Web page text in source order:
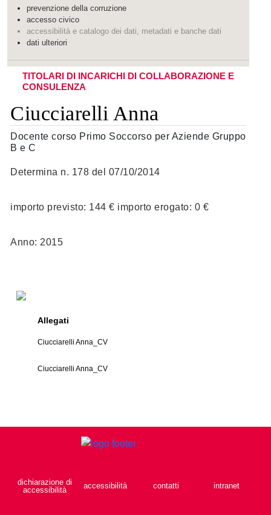
prevenzione della corruzione
accesso civico
accessibilità e catalogo dei dati, metadati e banche dati
dati ulteriori
TITOLARI DI INCARICHI DI COLLABORAZIONE E
CONSULENZA
Ciucciarelli Anna
Docente corso Primo Soccorso per Aziende Gruppo
B e C
Determina n. 178 del 07/10/2014
importo previsto: 144 € importo erogato: 0 €
Anno: 2015
Allegati
Ciucciarelli Anna_CV
Ciucciarelli Anna_CV
dichiarazione di
accessibilità
accessibilità contatti intranet